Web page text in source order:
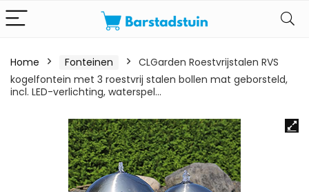
Home Fonteinen
CLGarden Roestvrijstalen RVS
kogelfontein met 3 roestvrij stalen bollen mat geborsteld,
incl. LED-verlichting, waterspel…